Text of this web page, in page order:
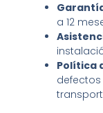
a 12
Política